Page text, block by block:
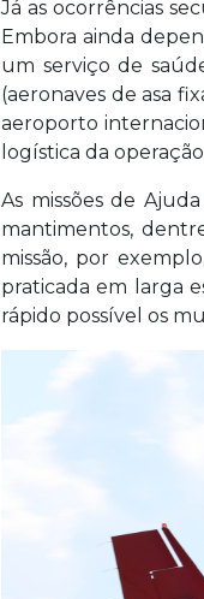
Já as ocorrências
Embora ainda
um serviço de
(aeronaves de asa
aeroporto
logística da
As missões de
mantimentos,
missão, por
praticada em larga
rápido possível os